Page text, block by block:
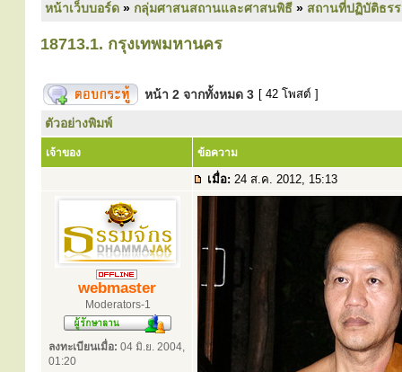
หน้าเว็บบอร์ด » กลุ่มศาสนสถานและศาสนพิธี » สถานที่ปฏิบัติธร
18713.1. กรุงเทพมหานคร
หน้า 2 จากทั้งหมด 3 [ 42 โพสต์ ]
ตัวอย่างพิมพ์
เจ้าของ ข้อความ
เมื่อ: 24 ส.ค. 2012, 15:13
webmaster
Moderators-1
ลงทะเบียนเมื่อ: 04 มิ.ย. 2004,
01:20